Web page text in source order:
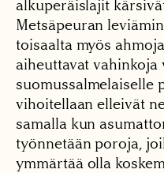
alkuperäislajit
Metsäpeuran
toisaalta myös
aiheuttavat vahinkoja
suomussalmelaiselle
vihoitellaan elleivät
samalla kun
työnnetään poroja,
ymmärtää olla